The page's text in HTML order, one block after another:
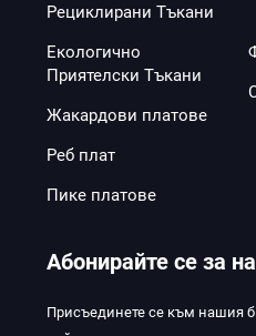
Рециклирани Тъкани
Екологично
Приятелски Тъкани
Жакардови платове
Реб плат
Пике платове
Абонирайте се за
Присъединете се към нашия